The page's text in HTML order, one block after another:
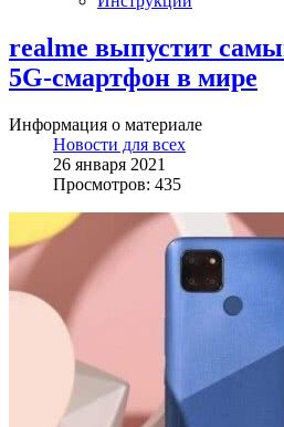
realme выпустит
5G-смартфон в мире
Информация о материале
Новости для всех
26 января 2021
Просмотров: 435